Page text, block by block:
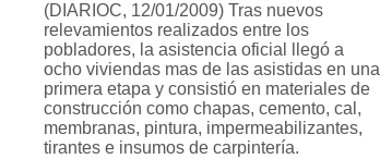
(DIARIOC, 12/01/2009) Tras nuevos
relevamientos realizados entre los
pobladores, la asistencia oficial llegó a
ocho viviendas mas de las asistidas en una
primera etapa y consistió en materiales de
construcción como chapas, cemento, cal,
membranas, pintura, impermeabilizantes,
tirantes e insumos de carpintería.